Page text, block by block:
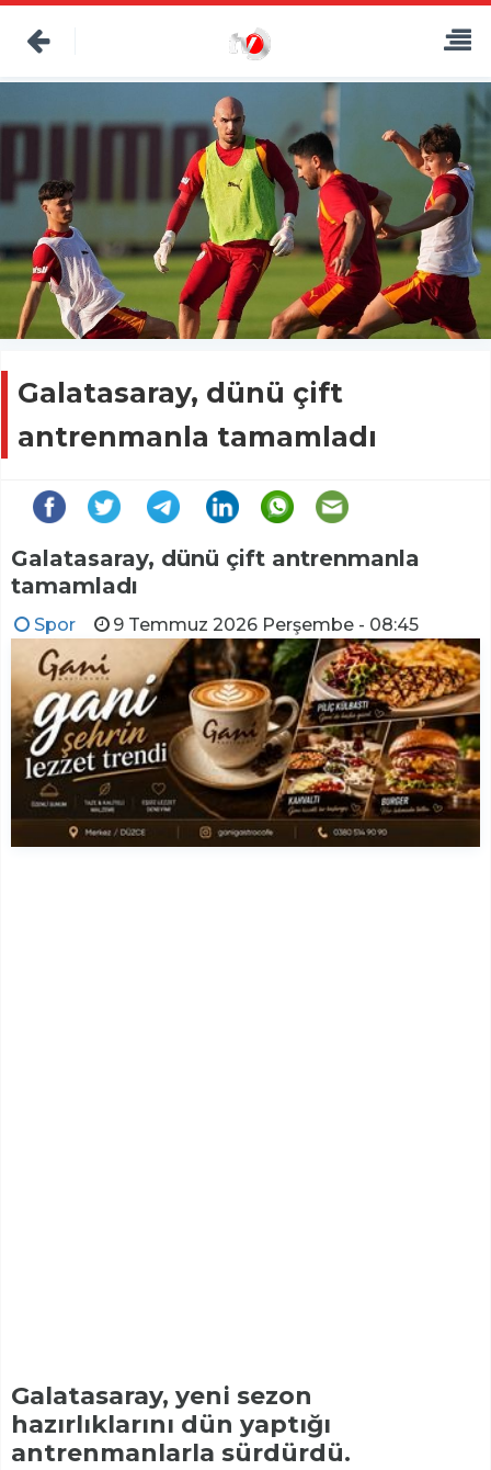
Galatasaray, dünü çift
antrenmanla tamamladı
Galatasaray, dünü çift antrenmanla
tamamladı
Spor 9 Temmuz 2026 Perşembe - 08:45
Galatasaray, yeni sezon
hazırlıklarını dün yaptığı
antrenmanlarla sürdürdü.